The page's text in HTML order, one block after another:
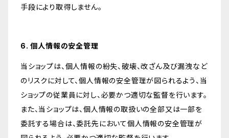
手段により取得しません。
6. 個人情報の安全管理
当ショップは、個人情報の紛失、破壊、改ざん及び漏洩など
のリスクに対して、個人情報の安全管理が図られるよう、当
ショップの従業員に対し、必要かつ適切な監督を行います。
また、当ショップは、個人情報の取扱いの全部又は一部を
委託する場合は、委託先において個人情報の安全管理が